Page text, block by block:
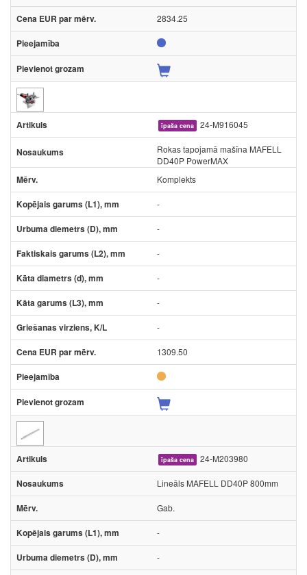
2834.25
īpaša cena 24-M916045
Rokas tapojamā mašīna MAFELL
DD40P PowerMAX
Komplekts
-
-
-
-
-
-
1309.50
īpaša cena 24-M203980
Lineāls MAFELL DD40P 800mm
Gab.
-
-